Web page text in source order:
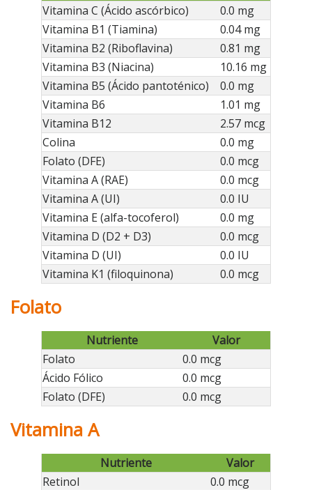
Vitamina C (Ácido ascórbico)
0.0 mg
Vitamina B1 (Tiamina)
0.04 mg
Vitamina B2 (Riboflavina)
0.81 mg
Vitamina B3 (Niacina)
10.16 mg
Vitamina B5 (Ácido pantoténico)
0.0 mg
Vitamina B6
1.01 mg
Vitamina B12
2.57 mcg
Colina
0.0 mg
Folato (DFE)
0.0 mcg
Vitamina A (RAE)
0.0 mcg
Vitamina A (UI)
0.0 IU
Vitamina E (alfa-tocoferol)
0.0 mg
Vitamina D (D2 + D3)
0.0 mcg
Vitamina D (UI)
0.0 IU
Vitamina K1 (filoquinona)
0.0 mcg
Folato
Nutriente
Valor
Folato
0.0 mcg
Ácido Fólico
0.0 mcg
Folato (DFE)
0.0 mcg
Vitamina A
Nutriente
Valor
Retinol
0.0 mcg